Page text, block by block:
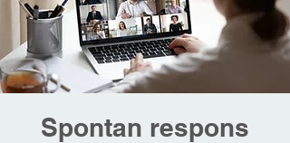
Spontan respons